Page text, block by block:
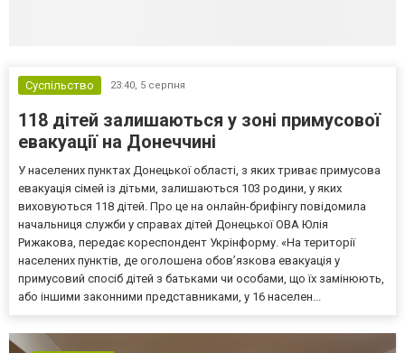
Суспільство 23:40, 5 серпня
118 дітей залишаються у зоні примусової
евакуації на Донеччині
У населених пунктах Донецької області, з яких триває примусова
евакуація сімей із дітьми, залишаються 103 родини, у яких
виховуються 118 дітей. Про це на онлайн-брифінгу повідомила
начальниця служби у справах дітей Донецької ОВА Юлія
Рижакова, передає кореспондент Укрінформу. «На території
населених пунктів, де оголошена обов’язкова евакуація у
примусовий спосіб дітей з батьками чи особами, що їх замінюють,
або іншими законними представниками, у 16 населен...